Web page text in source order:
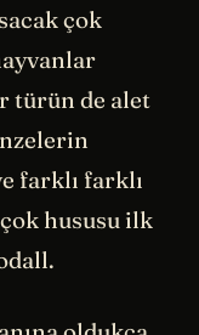
çok
türün de alet
farklı farklı
hususu ilk